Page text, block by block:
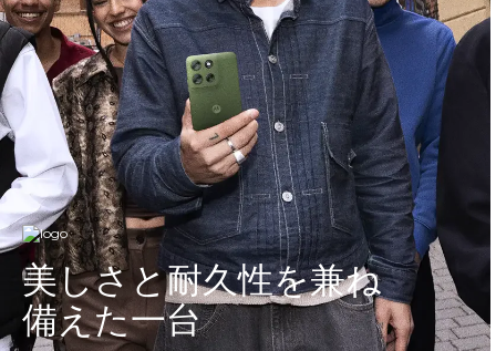
美しさと耐久性を兼ね
備えた一台